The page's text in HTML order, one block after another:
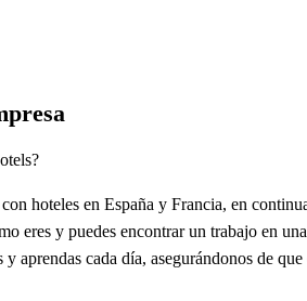
hoteles en España y Francia, en
eres y puedes encontrar un trabajo en
y aprendas cada día, asegurándonos de